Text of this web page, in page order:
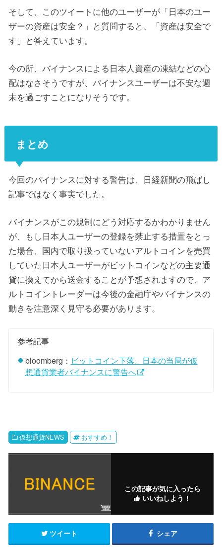
そして、このツイートに他のユーザーが「日本のユー
ザーの資産は安全？」と質問すると、「資産は安全で
す」と答えています。
今の所、バイナンスによる日本人資産の凍結などの心
配はなさそうですが、バイナンスユーザーは不安な週
末を過ごすことになりそうです。
まとめ
今回のバイナンスに対する警告は、日経新聞の飛ばし
記事ではなく事実でした。
バイナンスがこの規制にどう対応するかわかりません
が、もし日本人ユーザーの登録を禁止する措置をとっ
た場合、国内で取り扱っていないアルトコインを売買
していた日本人ユーザーがビットコインなどの主要通
貨に換えてから送金することが予想されますので、ア
ルトコイントレーダーは今後の金融庁やバイナンスの
動きを注意深く見守る必要があります。
参考記事
bloomberg： ビットコイン下落、日本の当局が仮
想通貨業者バイナンスに警告へ
仮想通貨NEWS おすすめ！
この記事が気に入ったら
いいねしよう！
ツイート シェア